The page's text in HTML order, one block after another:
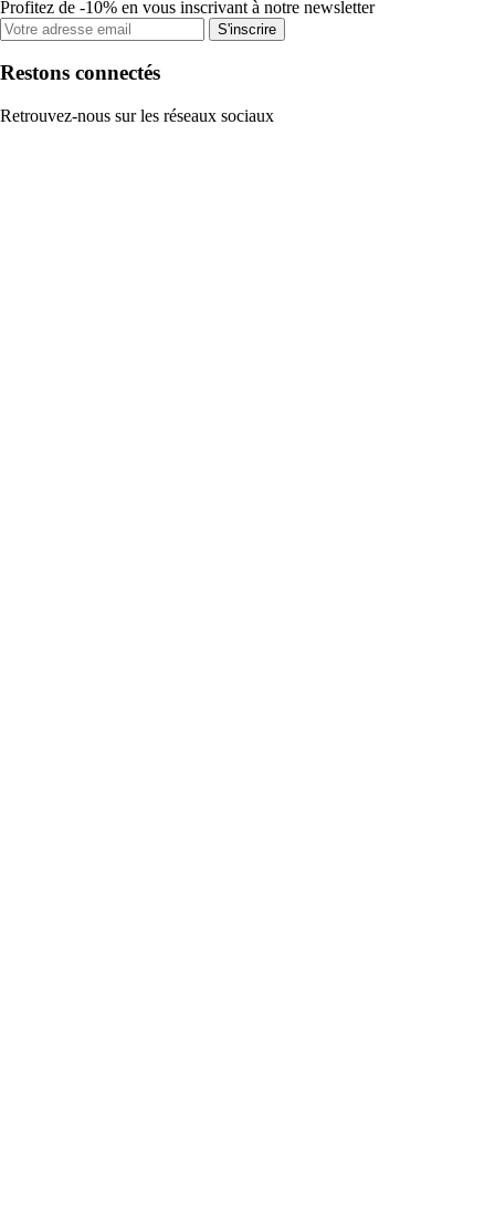
Profitez de -10% en vous inscrivant à notre newsletter
S'inscrire
Restons connectés
Retrouvez-nous sur les réseaux sociaux